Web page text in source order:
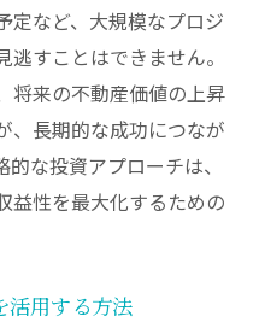
定など、大規模なプロジ
すことはできません。
将来の不動産価値の上昇
、長期的な成功につなが
な投資アプローチは、
益性を最大化するための
活用する方法